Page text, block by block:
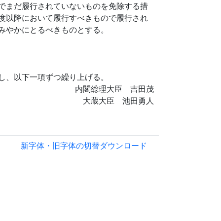
まだ履行されていないものを免除する措
以降において履行すべきもので履行され
かにとるべきものとする。
以下一項ずつ繰り上げる。
内閣総理大臣 吉田茂
大蔵大臣 池田勇人
新字体・旧字体の切替ダウンロード